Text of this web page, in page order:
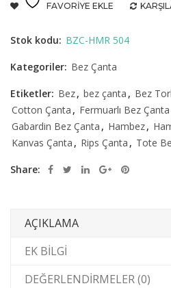
FAVORIYE EKLE
Stok kodu: BZC-HMR 504
Kategoriler: Bez Çanta
Etiketler: Bez, bez çanta , Bez
Cotton Çanta , Fermuarlı Bez Çanta
Gabardin Bez Çanta , Hambez,
Kanvas Çanta , Rips Çanta , Tote
Share:
AÇIKLAMA
EK BILGI
DEĞERLENDIRMELER (0)